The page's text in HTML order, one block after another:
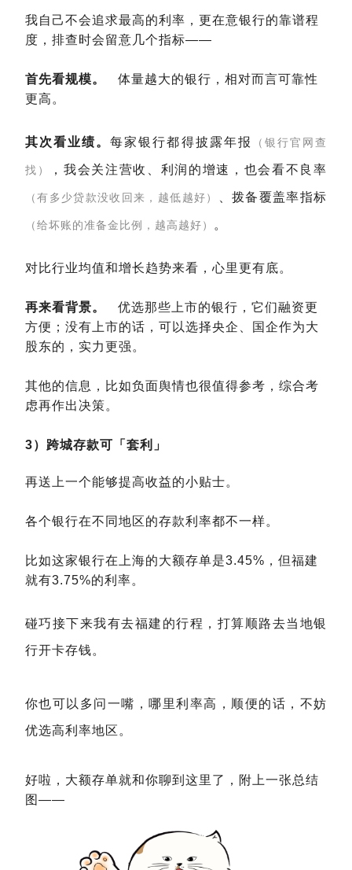
我自己不会追求最高的利率，更在意银行的靠谱程
度，排查时会留意几个指标——
首先看规模。
体量越大的银行，相对而言可靠性
更高。
其次看业绩。每家银行都得披露年报
（银行官网查
找）
，我会关注营收、利润的增速，也会看不良率
（有多少贷款没收回来，越低越好） 、拨备覆盖率指标
（给坏账的准备金比例，越高越好） 。
对比行业均值和增长趋势来看，心里更有底。
再来看背景。
优选那些上市的银行，它们融资更
方便；没有上市的话，可以选择央企、国企作为大
股东的，实力更强。
其他的信息，比如负面舆情也很值得参考，综合考
虑再作出决策。
3）跨城存款可「套利」
再送上一个能够提高收益的小贴士。
各个银行在不同地区的存款利率都不一样。
比如这家银行在上海的大额存单是3.45%，但福建
就有3.75%的利率。
碰巧接下来我有去福建的行程，打算顺路去当地银
行开卡存钱。
你也可以多问一嘴，哪里利率高，顺便的话，不妨
优选高利率地区。
好啦，大额存单就和你聊到这里了，附上一张总结
图——